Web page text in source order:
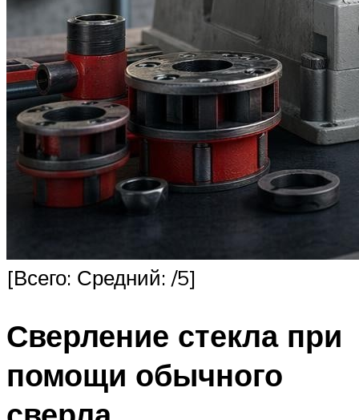
[Всего: Средний: /5]
Сверление стекла при
помощи обычного